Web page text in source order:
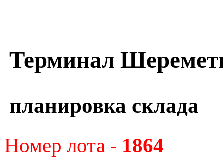
Терминал
планировка склада
Номер лота - 1864